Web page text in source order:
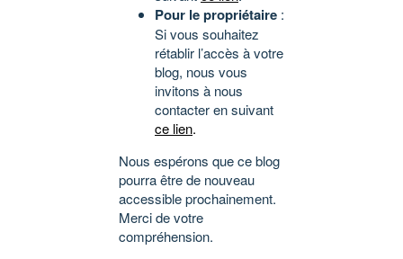
Pour le propriétaire :
Si vous souhaitez
rétablir l’accès à votre
blog, nous vous
invitons à nous
contacter en suivant
ce lien.
Nous espérons que ce blog
pourra être de nouveau
accessible prochainement.
Merci de votre
compréhension.